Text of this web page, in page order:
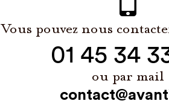
Vous pouvez nous
01 45 34
ou par mail